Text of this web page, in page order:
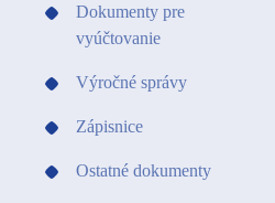
Dokumenty pre
vyúčtovanie
Výročné správy
Zápisnice
Ostatné dokumenty